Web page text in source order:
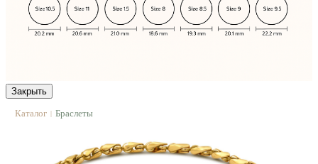
Закрыть
Каталог | Браслеты